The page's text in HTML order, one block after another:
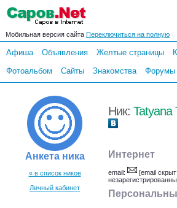
Мобильная версия сайта Переключиться на полную
Афиша Объявления Желтые страницы
Фотоальбом
Сайты Знакомства Форумы
Анкета ника
« в список ников
Личный кабинет
Ник: Tatyana
Интернет
email:
[email